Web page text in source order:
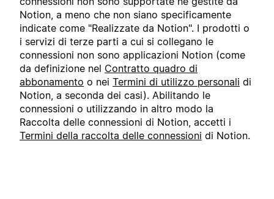
Notion, a meno che non siano specificamente
indicate come "Realizzate da Notion". I prodotti o
i servizi di terze parti a cui si collegano le
connessioni non sono applicazioni Notion (come
da definizione nel Contratto quadro di
abbonamento o nei Termini di utilizzo personali di
Notion, a seconda dei casi). Abilitando le
connessioni o utilizzando in altro modo la
Raccolta delle connessioni di Notion, accetti i
Termini della raccolta delle connessioni di Notion.